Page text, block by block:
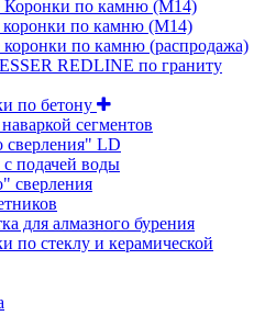
по камню (M14)
по камню (M14)
по камню (распродажа)
REDLINE по граниту
по бетону
сегментов
сверления" LD
подачей воды
сверления
для алмазного бурения
по стеклу и керамической